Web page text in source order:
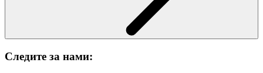
Следите за нами: